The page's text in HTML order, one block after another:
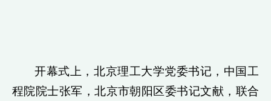
开幕式上，北京理工大学党委书记，中国工
程院院士张军，北京市朝阳区委书记文献，联合